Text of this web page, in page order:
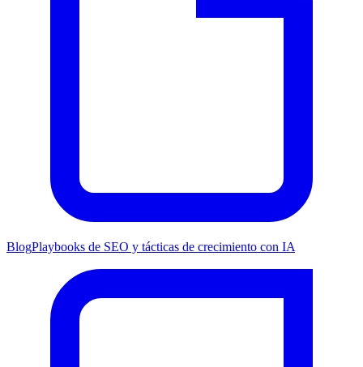
BlogPlaybooks de SEO y tácticas de crecimiento con IA